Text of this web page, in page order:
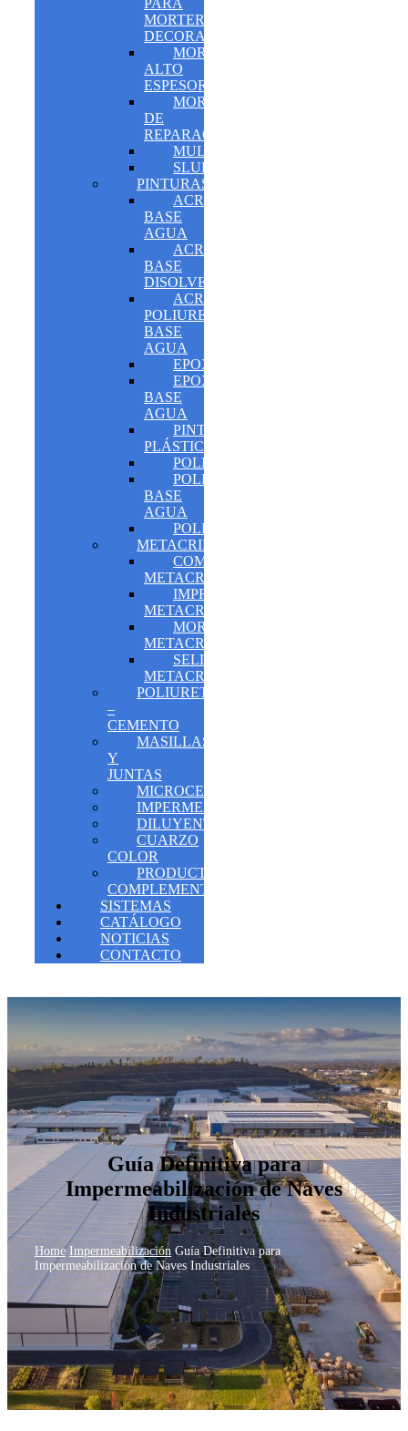
PARA
MORTEROS
DECORATIVOS
MORTERO
ALTO
ESPESOR
MORTERO
DE
REPARACIÓN
MULTIFUNCIÓN
SLURRYS
PINTURAS
ACRÍLICO
BASE
AGUA
ACRÍLICO
BASE
DISOLVENTE
ACRÍLICO-
POLIURETANO
BASE
AGUA
EPOXI
EPOXI
BASE
AGUA
PINTURA
PLÁSTICA
POLIURETANO
POLIURETANO
BASE
AGUA
POLIASPÁRTICO
METACRILATOS
COMPLEMENTOS
METACRILATOS
IMPRIMACIONES
METACRILATOS
MORTEROS
METACRILATOS
SELLANTES
METACRILATOS
POLIURETANO
–
CEMENTO
MASILLAS
Y
JUNTAS
MICROCEMENTO
IMPERMEABILIZANTES
DILUYENTES
CUARZO
COLOR
PRODUCTOS
COMPLEMENTARIOS
SISTEMAS
CATÁLOGO
NOTICIAS
CONTACTO
Guía Definitiva para
Impermeabilización de Naves
Industriales
Home Impermeabilización Guía Definitiva para
Impermeabilización de Naves Industriales